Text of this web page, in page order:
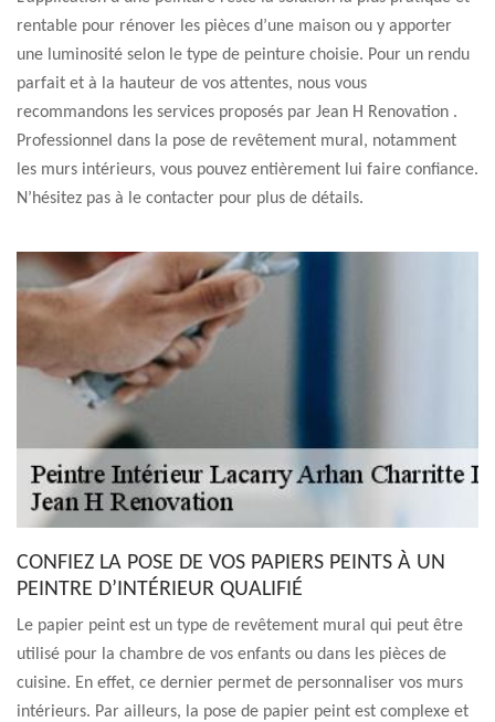
rentable pour rénover les pièces d’une maison ou y apporter
une luminosité selon le type de peinture choisie. Pour un rendu
parfait et à la hauteur de vos attentes, nous vous
recommandons les services proposés par Jean H Renovation .
Professionnel dans la pose de revêtement mural, notamment
les murs intérieurs, vous pouvez entièrement lui faire confiance.
N’hésitez pas à le contacter pour plus de détails.
CONFIEZ LA POSE DE VOS PAPIERS PEINTS À UN
PEINTRE D’INTÉRIEUR QUALIFIÉ
Le papier peint est un type de revêtement mural qui peut être
utilisé pour la chambre de vos enfants ou dans les pièces de
cuisine. En effet, ce dernier permet de personnaliser vos murs
intérieurs. Par ailleurs, la pose de papier peint est complexe et